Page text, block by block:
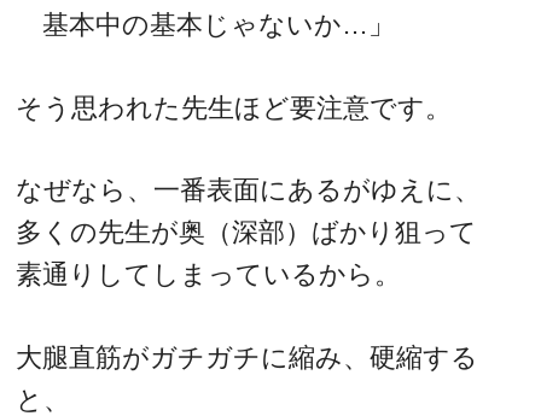
基本中の基本じゃないか…」
そう思われた先生ほど要注意です。
なぜなら、一番表面にあるがゆえに、
多くの先生が奥（深部）ばかり狙って
素通りしてしまっているから。
大腿直筋がガチガチに縮み、硬縮する
と、